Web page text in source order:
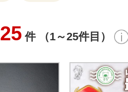
25 件 （1～25件目）